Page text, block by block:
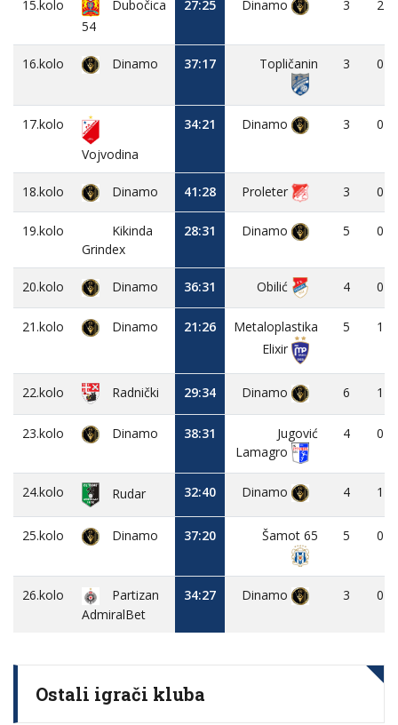
15.kolo
Dubočica
54
27:25 Dinamo 3 2
16.kolo Dinamo 37:17 Topličanin 3 0
17.kolo
Vojvodina
34:21 Dinamo 3 0
18.kolo Dinamo 41:28 Proleter 3 0
19.kolo
Kikinda
Grindex
28:31 Dinamo 5 0
20.kolo Dinamo 36:31 Obilić 4 0
21.kolo Dinamo 21:26
Metaloplastika
Elixir
5 1
22.kolo Radnički 29:34 Dinamo 6 1
23.kolo Dinamo 38:31
Jugović
Lamagro
4 0
24.kolo Rudar 32:40 Dinamo 4 1
25.kolo Dinamo 37:20 Šamot 65 5 0
26.kolo
Partizan
AdmiralBet
34:27 Dinamo 3 0
Ostali igrači kluba